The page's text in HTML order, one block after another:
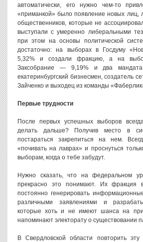
автоматически, его нужно чем-то
«приманкой» было появление новых лиц,
общественников, которые не
выступали с умеренно либеральными
при этом на основы политической
достаточно: на выборах в Госдуму
5,32% и создали фракцию, а на
Заксобрание — 9,19% и два
екатеринбургский бизнесмен, создатель
Зайченко и выходец из команды
Первые трудности
После первых успешных выборов
делать дальше? Получив место в
постараться закрепиться на нем.
«почивать на лаврах» и проснуться
выборам, когда о тебе забудут.
Нужно сказать, что на федеральном
прекрасно это понимают. Их фракция
постоянно генерировать
различными заявлениями и
которые хоть и не имеют шанса на
напоминают электорату о существовании
В Свердловской области повторить эту